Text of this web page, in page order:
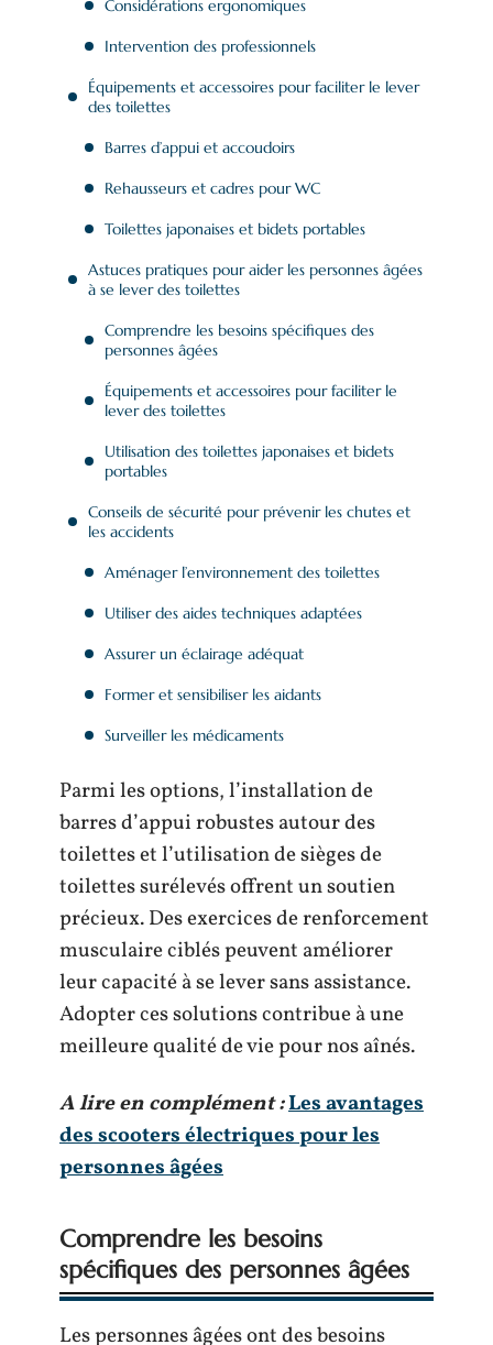
Considérations ergonomiques
Intervention des professionnels
Équipements et accessoires pour faciliter le lever
des toilettes
Barres d’appui et accoudoirs
Rehausseurs et cadres pour WC
Toilettes japonaises et bidets portables
Astuces pratiques pour aider les personnes âgées
à se lever des toilettes
Comprendre les besoins spécifiques des
personnes âgées
Équipements et accessoires pour faciliter le
lever des toilettes
Utilisation des toilettes japonaises et bidets
portables
Conseils de sécurité pour prévenir les chutes et
les accidents
Aménager l’environnement des toilettes
Utiliser des aides techniques adaptées
Assurer un éclairage adéquat
Former et sensibiliser les aidants
Surveiller les médicaments
Parmi les options, l’installation de
barres d’appui robustes autour des
toilettes et l’utilisation de sièges de
toilettes surélevés offrent un soutien
précieux. Des exercices de renforcement
musculaire ciblés peuvent améliorer
leur capacité à se lever sans assistance.
Adopter ces solutions contribue à une
meilleure qualité de vie pour nos aînés.
A lire en complément :Les avantages
des scooters électriques pour les
personnes âgées
Comprendre les besoins
spécifiques des personnes âgées
Les personnes âgées ont des besoins